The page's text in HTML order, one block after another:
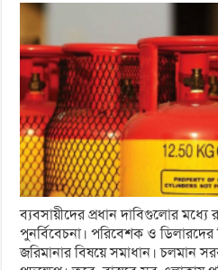
ব্যবসায়ীদের প্রধান দাবিগুলোর মধ্যে
পুনর্বিবেচনা। পরিবেশক ও
জরিমানার বিষয়ে সমাধান। চলমান